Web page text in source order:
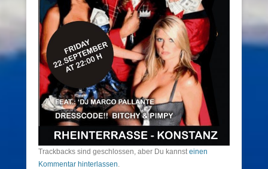
Trackbacks sind geschlossen, aber Du kannsteinen
Kommentar hinterlassen.